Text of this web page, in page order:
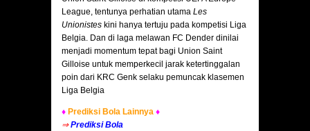
League, tentunya perhatian utama Les
Unionistes kini hanya tertuju pada kompetisi Liga
Belgia. Dan di laga melawan FC Dender dinilai
menjadi momentum tepat bagi Union Saint
Gilloise untuk memperkecil jarak ketertinggalan
poin dari KRC Genk selaku pemuncak klasemen
Liga Belgia
♦ Prediksi Bola Lainnya ♦
⇒ Prediksi Bola